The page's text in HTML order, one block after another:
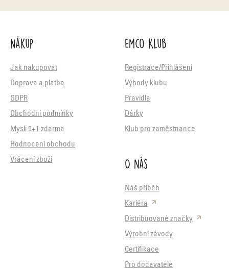
Nákup
Jak nakupovat
Doprava a platba
GDPR
Obchodní podmínky
Mysli 5+1 zdarma
Hodnocení obchodu
Vrácení zboží
Emco Klub
Registrace/Přihlášení
Výhody klubu
Pravidla
Dárky
Klub pro zaměstnance
O nás
Náš příběh
Kariéra
Distribuované značky
Výrobní závody
Certifikace
Pro dodavatele